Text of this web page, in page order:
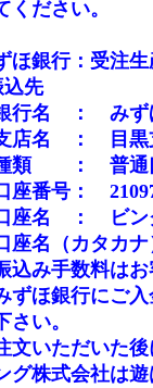
ください。
ほ銀行：受注
込先
行名 ： みず
店名 ： 目黒
類 ： 普通
座番号：
座名 ： ビン
座名（カタカ
込み手数料はお
ずほ銀行にご入
さい。
文いただいた
グ株式会社は